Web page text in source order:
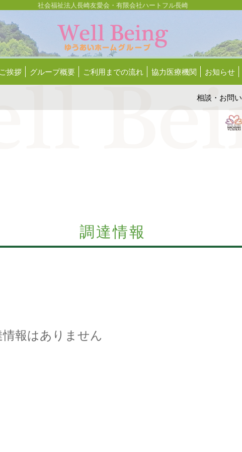
社会福祉法人長崎友愛会・有限会社ハートフル長崎
挨拶 グループ概要 ご利用までの流れ 協力医療機関 お知らせ
相談 ・ お問
調達情報
報はありません